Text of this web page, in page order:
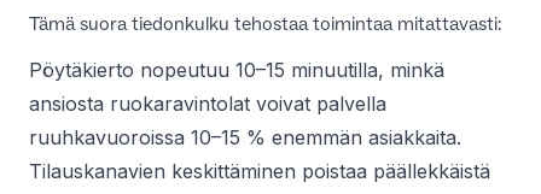
Tämä suora tiedonkulku tehostaa toimintaa mitattavasti:
Pöytäkierto nopeutuu 10–15 minuutilla, minkä
ansiosta ruokaravintolat voivat palvella
ruuhkavuoroissa 10–15 % enemmän asiakkaita.
Tilauskanavien keskittäminen poistaa päällekkäistä